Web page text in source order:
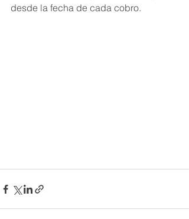
desde la fecha de cada cobro.